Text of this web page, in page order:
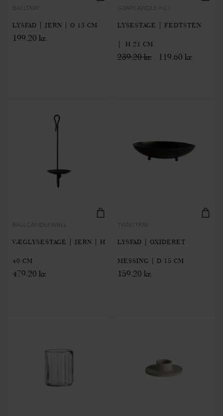
BALLTRAY
LYSFAD | JERN | Ø 13 CM
199.20 kr.
SOAPCANDLE-H21
LYSESTAGE | FEDTSTEN
| H 21 CM
239.20 kr. 119.60 kr.
BALLCANDLEWALL
VÆGLYSESTAGE | JERN | H
40 CM
479.20 kr.
TWISTTRAY
LYSFAD | OXIDERET
MESSING | D 15 CM
159.20 kr.